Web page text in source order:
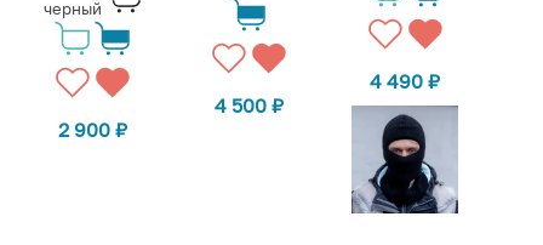
черный
2 900₽
4 500 ₽
4 490₽